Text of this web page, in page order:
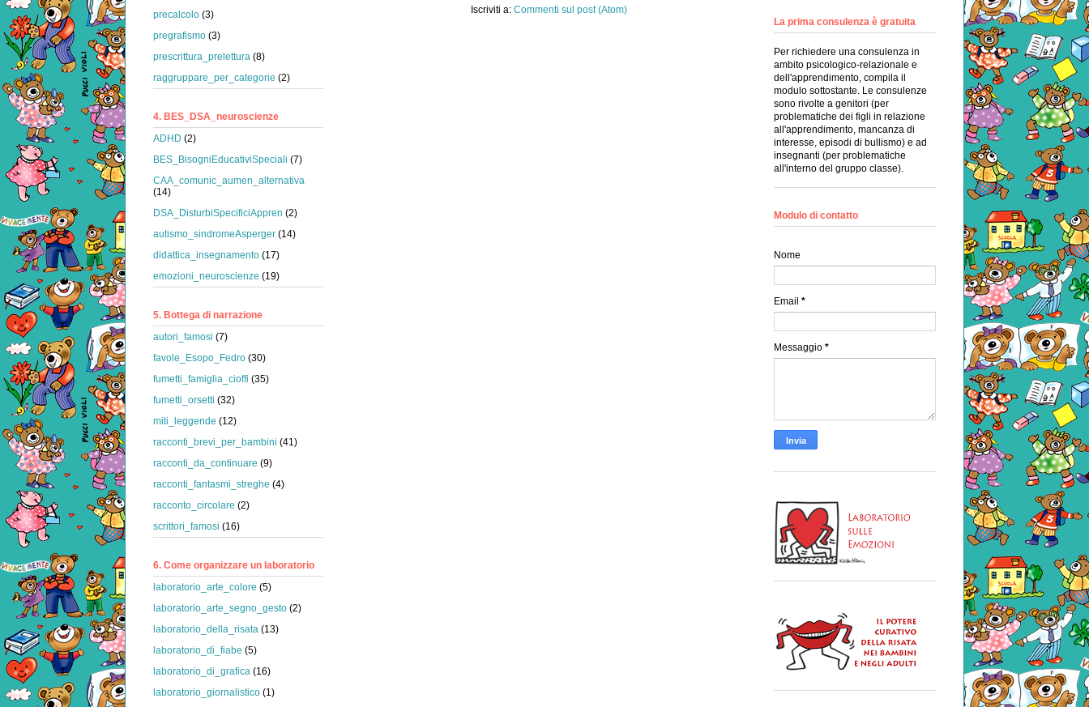
Iscriviti a: Commenti sul post (Atom)
precalcolo (3)
pregrafismo (3)
prescrittura_prelettura (8)
raggruppare_per_categorie (2)
4. BES_DSA_neuroscienze
ADHD (2)
BES_BisogniEducativiSpeciali (7)
CAA_comunic_aumen_alternativa
(14)
DSA_DisturbiSpecificiAppren (2)
autismo_sindromeAsperger (14)
didattica_insegnamento (17)
emozioni_neuroscienze (19)
5. Bottega di narrazione
autori_famosi (7)
favole_Esopo_Fedro (30)
fumetti_famiglia_cioffi (35)
fumetti_orsetti (32)
miti_leggende (12)
racconti_brevi_per_bambini (41)
racconti_da_continuare (9)
racconti_fantasmi_streghe (4)
racconto_circolare (2)
scrittori_famosi (16)
6. Come organizzare un laboratorio
laboratorio_arte_colore (5)
laboratorio_arte_segno_gesto (2)
laboratorio_della_risata (13)
laboratorio_di_fiabe (5)
laboratorio_di_grafica (16)
laboratorio_giornalistico (1)
La prima consulenza è gratuita
Per richiedere una consulenza in
ambito psicologico-relazionale e
dell'apprendimento, compila il
modulo sottostante. Le consulenze
sono rivolte a genitori (per
problematiche dei figli in relazione
all'apprendimento, mancanza di
interesse, episodi di bullismo) e ad
insegnanti (per problematiche
all'interno del gruppo classe).
Modulo di contatto
Nome
Email *
Messaggio *